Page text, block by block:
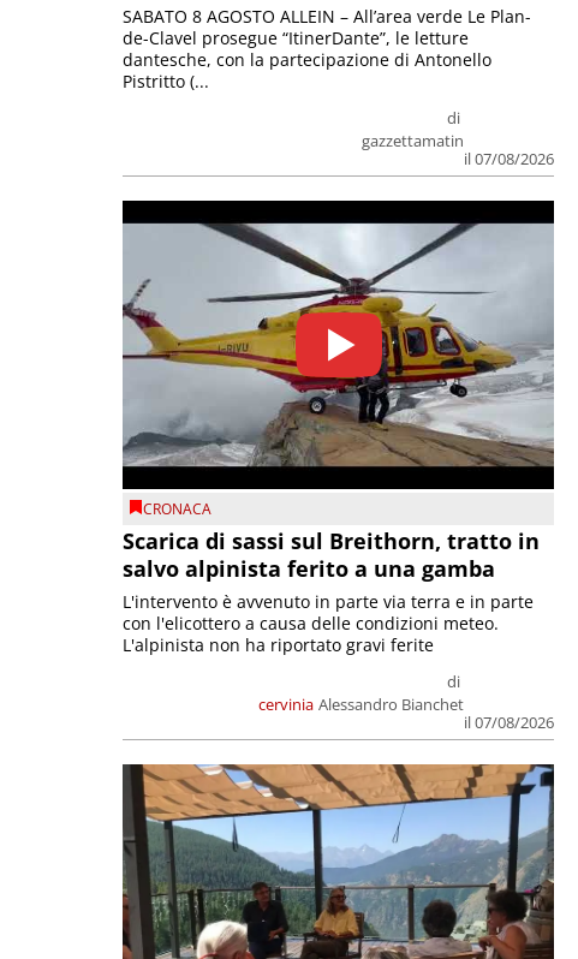
di
gazzettamatin
il 07/08/2026
SABATO 8 AGOSTO ALLEIN – All’area verde Le Plan-
de-Clavel prosegue “ItinerDante”, le letture
dantesche, con la partecipazione di Antonello
Pistritto (...
CRONACA
Scarica di sassi sul Breithorn, tratto in
salvo alpinista ferito a una gamba
cervinia
di
Alessandro Bianchet
il 07/08/2026
L'intervento è avvenuto in parte via terra e in parte
con l'elicottero a causa delle condizioni meteo.
L'alpinista non ha riportato gravi ferite